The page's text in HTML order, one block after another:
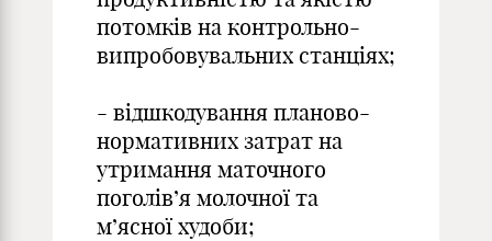
потомків на контрольно-
випробовувальних станціях;
- відшкодування планово-
нормативних затрат на
утримання маточного
поголів’я молочної та
м’ясної худоби;